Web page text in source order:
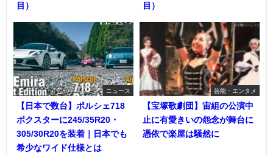
目）
目）
ニュース
【日本で数台】ポルシェ718
ボクスターに245/35R20・
305/30R20を装着｜日本でも
希少なワイド仕様とは
芸能・エンタメ
【宝塚歌劇団】宙組の公演中
止に有愛きいの怨念が舞台に
憑依で楽屋は騒然に